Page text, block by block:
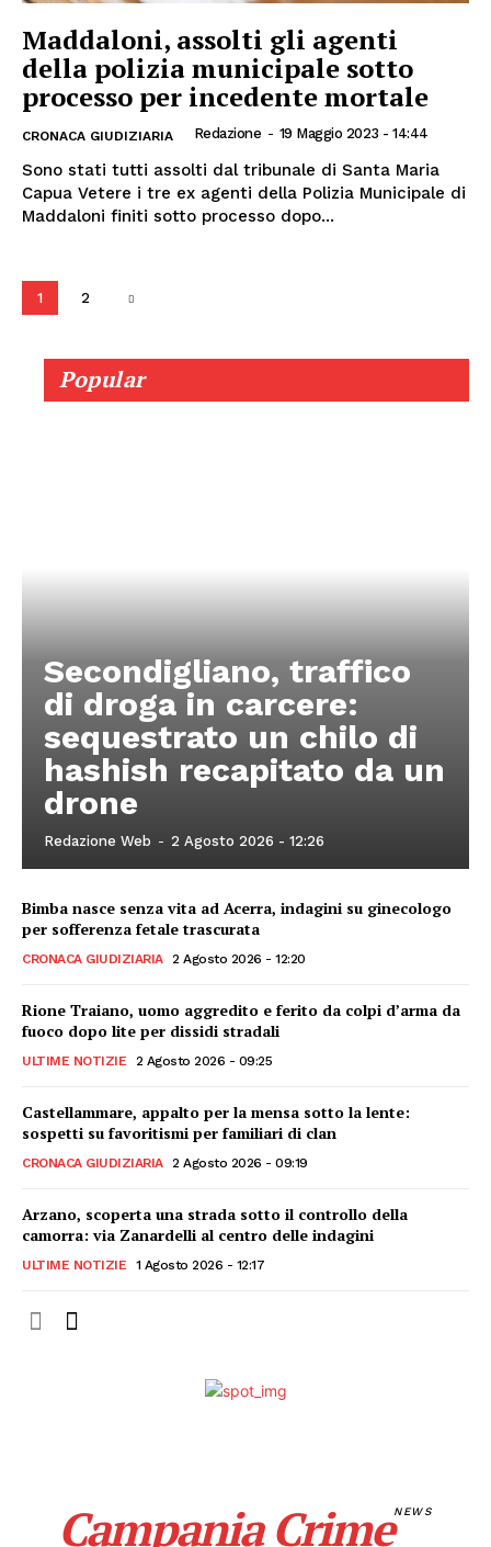
Maddaloni, assolti gli agenti
della polizia municipale sotto
processo per incedente mortale
CRONACA GIUDIZIARIA Redazione - 19 Maggio 2023 - 14:44
Sono stati tutti assolti dal tribunale di Santa Maria
Capua Vetere i tre ex agenti della Polizia Municipale di
Maddaloni finiti sotto processo dopo...
1 2
Popular
Secondigliano, traffico
di droga in carcere:
sequestrato un chilo di
hashish recapitato da un
drone
Redazione Web - 2 Agosto 2026 - 12:26
Bimba nasce senza vita ad Acerra, indagini su ginecologo
per sofferenza fetale trascurata
CRONACA GIUDIZIARIA 2 Agosto 2026 - 12:20
Rione Traiano, uomo aggredito e ferito da colpi d’arma da
fuoco dopo lite per dissidi stradali
ULTIME NOTIZIE 2 Agosto 2026 - 09:25
Castellammare, appalto per la mensa sotto la lente:
sospetti su favoritismi per familiari di clan
CRONACA GIUDIZIARIA 2 Agosto 2026 - 09:19
Arzano, scoperta una strada sotto il controllo della
camorra: via Zanardelli al centro delle indagini
ULTIME NOTIZIE 1 Agosto 2026 - 12:17
Campania CrimeNEWS